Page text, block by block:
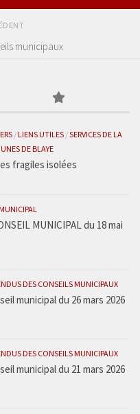
municipaux
/LIENS UTILES /SERVICES DE LA
DE BLAYE
fragiles isolées
MUNICIPAL du 18 mai
DES CONSEILS MUNICIPAUX
municipal du 26 mars 2026
DES CONSEILS MUNICIPAUX
municipal du 21 mars 2026